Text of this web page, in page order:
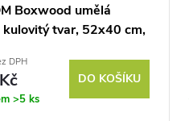
Boxwood umělá
kulovitý tvar, 52x40 cm,
DPH
>5 ks
DO KOŠÍKU